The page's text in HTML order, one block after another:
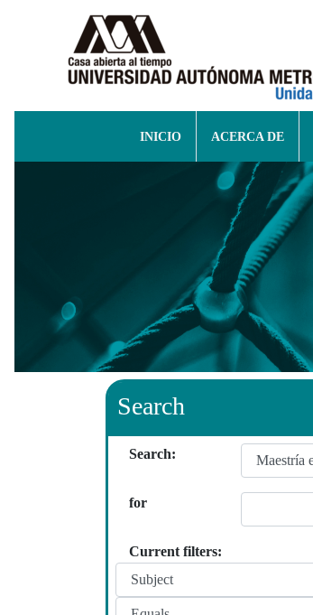
INICIO ACERCA DE
Search
Search:
for
Current filters: